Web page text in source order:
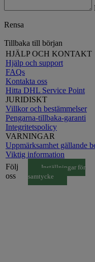
Rensa
Tillbaka till början
HJÄLP OCH KONTAKT
Hjälp och support
FAQs
Kontakta oss
Hitta DHL Service Point
JURIDISKT
Villkor och bestämmelser
Pengarna-tillbaka-garanti
Integritetspolicy
VARNINGAR
Uppmärksamhet gällande
Viktig information
Följ
oss
Inställningar för
samtycke